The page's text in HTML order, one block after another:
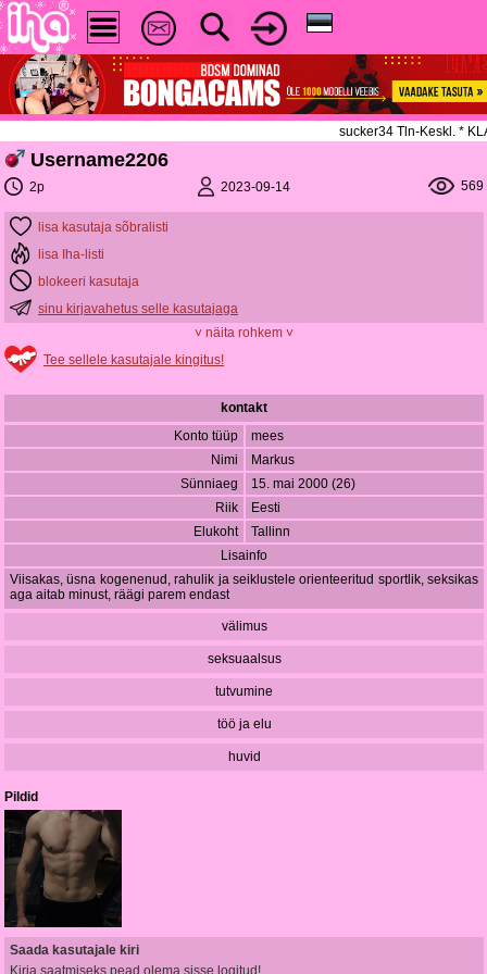
sucker34 Tln-Keskl. *
Username2206
2p 2023-09-14 569
lisa kasutaja sõbralisti
lisa Iha-listi
blokeeri kasutaja
sinu kirjavahetus selle kasutajaga
˅ näita rohkem ˅
Tee sellele kasutajale kingitus!
kontakt
Konto tüüp
mees
Nimi
Markus
Sünniaeg
15. mai 2000 (26)
Riik
Eesti
Elukoht
Tallinn
Lisainfo
Viisakas, üsna kogenenud, rahulik ja seiklustele orienteeritud sportlik, seksikas
aga aitab minust, räägi parem endast
välimus
seksuaalsus
tutvumine
töö ja elu
huvid
Pildid
Saada kasutajale kiri